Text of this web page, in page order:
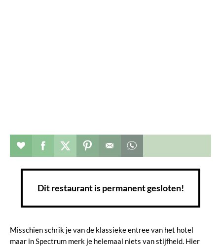
Restaurant toevoegen aan favorieten
Deel dit op facebook
Deel dit op twitter
Deel dit op pinterest
Dit restaurant is permanent gesloten!
Misschien schrik je van de klassieke entree van het hotel
maar in Spectrum merk je helemaal niets van stijfheid. Hier